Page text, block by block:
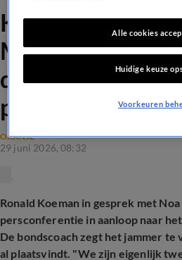
Koeman over
Marokko:
dat deze
plaatsvindt'
ORANJE
29 juni 2026, 08:32
Ronald Koeman in gesprek met Noa
persconferentie in aanloop naar
De bondscoach zegt het jammer
al plaatsvindt. "We zijn eigenlijk
Alle cookies
Huidige keuze
Voorkeuren